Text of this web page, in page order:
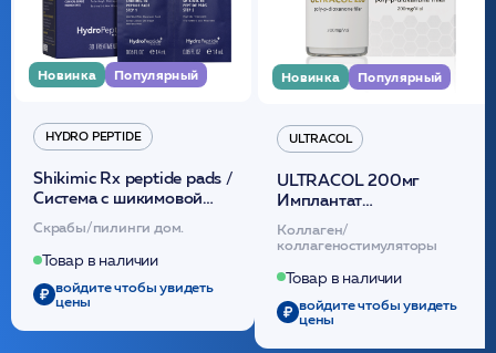
Новинка Популярный
HYDRO PEPTIDE
Shikimic Rx peptide pads /
Cистема с шикимовой
кислотой обновляющая
(30шт) /HP
Скрабы/пилинги дом.
Товар в наличии
войдите чтобы увидеть
цены
Новинка Популярный
ULTRACOL
ULTRACOL 200мг
Имплантат
внутридермальный,
стерильный на основе
полидиоксанона
/ULTRACOL
Коллаген/
коллагеностимуляторы
Товар в наличии
войдите чтобы увидеть
цены